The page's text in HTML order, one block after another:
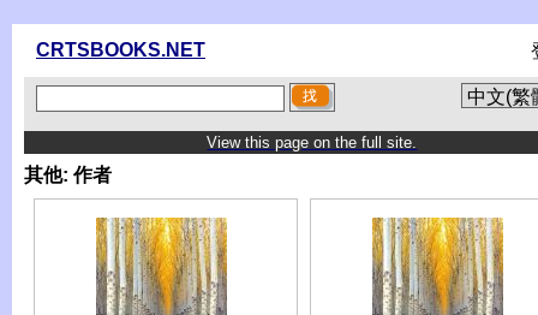
CRTSBOOKS.NET
View this page on the full site.
其他: 作者